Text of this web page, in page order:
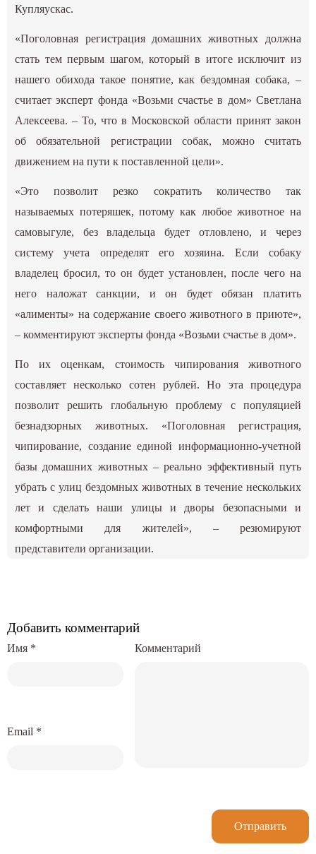
Купляускас.
«Поголовная регистрация домашних животных должна
стать тем первым шагом, который в итоге исключит из
нашего обихода такое понятие, как бездомная собака, –
считает эксперт фонда «Возьми счастье в дом» Светлана
Алексеева. – То, что в Московской области принят закон
об обязательной регистрации собак, можно считать
движением на пути к поставленной цели».
«Это позволит резко сократить количество так
называемых потеряшек, потому как любое животное на
самовыгуле, без владельца будет отловлено, и через
систему учета определят его хозяина. Если собаку
владелец бросил, то он будет установлен, после чего на
него наложат санкции, и он будет обязан платить
«алименты» на содержание своего животного в приюте»,
– комментируют эксперты фонда «Возьми счастье в дом».
По их оценкам, стоимость чипирования животного
составляет несколько сотен рублей. Но эта процедура
позволит решить глобальную проблему с популяцией
безнадзорных животных. «Поголовная регистрация,
чипирование, создание единой информационно-учетной
базы домашних животных – реально эффективный путь
убрать с улиц бездомных животных в течение нескольких
лет и сделать наши улицы и дворы безопасными и
комфортными для жителей», – резюмируют
представители организации.
Добавить комментарий
Комментарий
Имя *
Email *
Отправить